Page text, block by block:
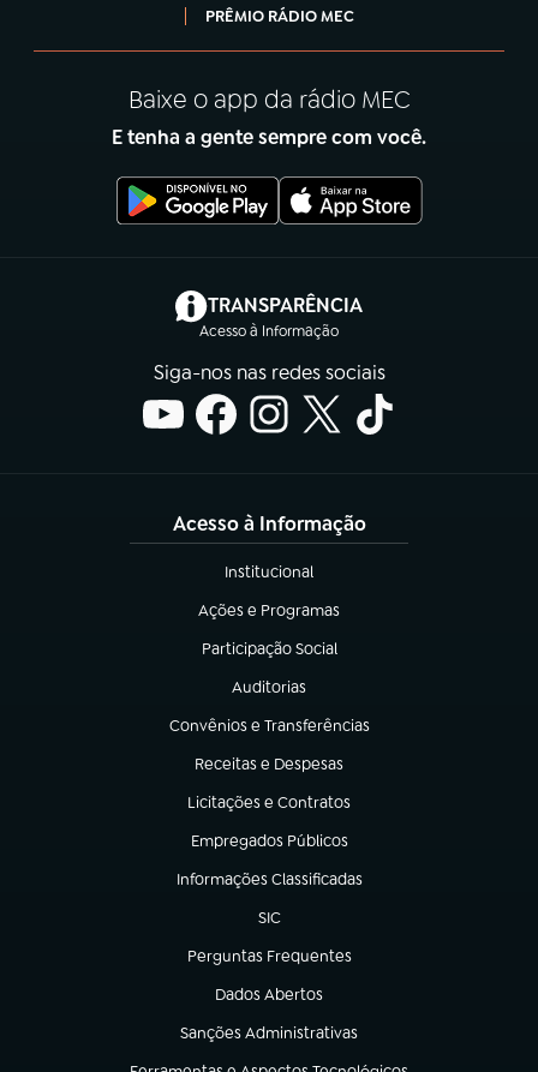
PRÊMIO RÁDIO MEC
Baixe o app da rádio MEC
E tenha a gente sempre com você.
TRANSPARÊNCIA
Acesso à Informação
(abre em nova aba)
Siga-nos nas redes sociais
Acesso à Informação
Institucional
(abre em nova aba)
Ações e Programas
(abre em nova aba)
Participação Social
(abre em nova aba)
Auditorias
(abre em nova aba)
Convênios e Transferências
(abre em nova aba)
Receitas e Despesas
(abre em nova aba)
Licitações e Contratos
(abre em nova aba)
Empregados Públicos
(abre em nova aba)
Informações Classificadas
(abre em nova aba)
SIC
(abre em nova aba)
Perguntas Frequentes
(abre em nova aba)
Dados Abertos
(abre em nova aba)
Sanções Administrativas
(abre em nova aba)